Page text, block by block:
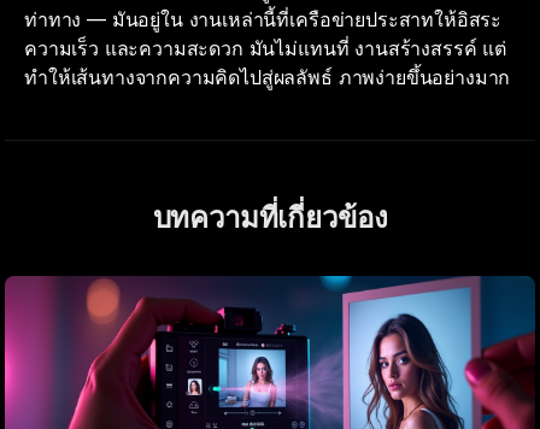
ท่าทาง — มันอยู่ใน งานเหล่านี้ที่เครือข่ายประสาทให้อิสระ
ความเร็ว และความสะดวก มันไม่แทนที่ งานสร้างสรรค์ แต่
ทำให้เส้นทางจากความคิดไปสู่ผลลัพธ์ ภาพง่ายขึ้นอย่างมาก
บทความที่เกี่ยวข้อง